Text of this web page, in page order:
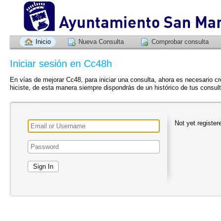
Inicio Nueva Consulta Comprobar consulta
Iniciar sesión en Cc48h
En vías de mejorar Cc48, para iniciar una consulta, ahora es necesario
hiciste, de esta manera siempre dispondrás de un histórico de tus
Not yet